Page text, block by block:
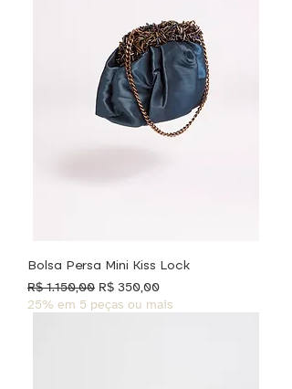
Bolsa Persa Mini Kiss Lock
Preço normal
R$ 1.150,00 Preço promocional
R$ 350,00
25% em 5 peças ou mais